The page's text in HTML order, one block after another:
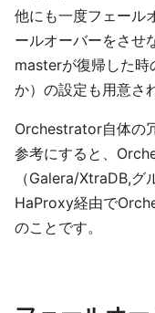
他にも一度フェール
ールオーバーをさせ
masterが復帰した時
か）の設定も用意さ
Orchestrator自体の
参考にすると、
（Galera/XtraDB,グ
HaProxy経由で
のことです。